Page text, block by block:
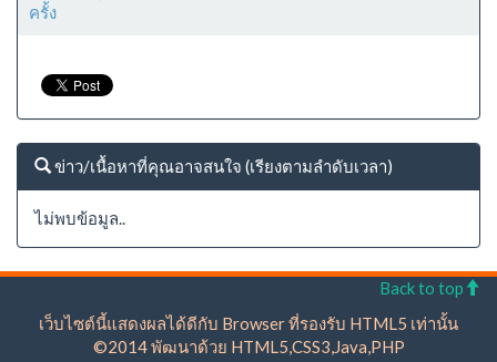
ครั้ง
ข่าว/เนื้อหาที่คุณอาจสนใจ (เรียงตามลำดับเวลา)
ไม่พบข้อมูล..
Back to top
เว็บไซต์นี้แสดงผลได้ดีกับ Browser ที่รองรับ HTML5 เท่านั้น
©2014 พัฒนาด้วย HTML5,CSS3,Java,PHP